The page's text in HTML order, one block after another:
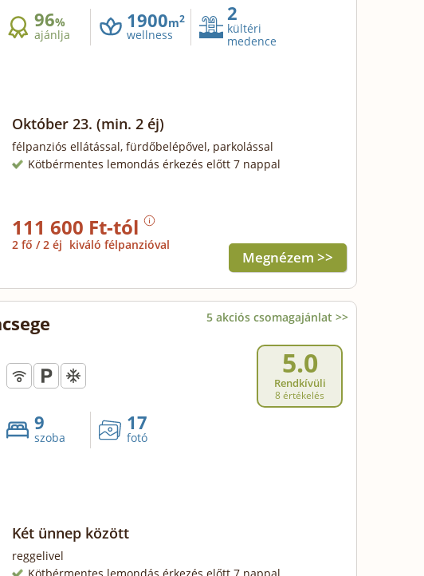
96%
ajánlja
1900m2
wellness
2
kültéri
medence
Október 23. (min. 2 éj)
félpanziós ellátással, fürdőbelépővel, parkolással
Kötbérmentes lemondás érkezés előtt 7 nappal
111 600 Ft-tól
2 fő / 2 éj kiváló félpanzióval
Megnézem >>
5 akciós csomagajánlat >>
5.0
Rendkívüli
8 értékelés
9
szoba
17
fotó
Két ünnep között
reggelivel